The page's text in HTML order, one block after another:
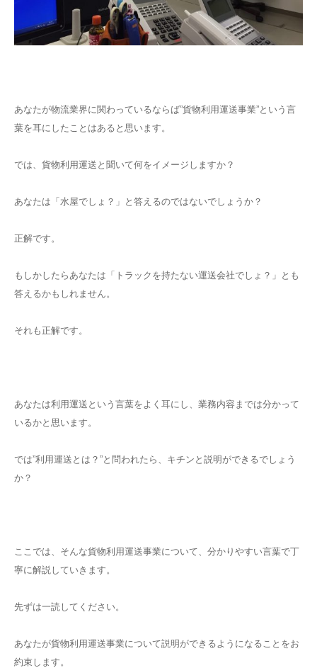
あなたが物流業界に関わっているならば”貨物利用運送事業”という言
葉を耳にしたことはあると思います。
では、貨物利用運送と聞いて何をイメージしますか？
あなたは「水屋でしょ？」と答えるのではないでしょうか？
正解です。
もしかしたらあなたは「トラックを持たない運送会社でしょ？」とも
答えるかもしれません。
それも正解です。
あなたは利用運送という言葉をよく耳にし、業務内容までは分かって
いるかと思います。
では”利用運送とは？”と問われたら、キチンと説明ができるでしょう
か？
ここでは、そんな貨物利用運送事業について、分かりやすい言葉で丁
寧に解説していきます。
先ずは一読してください。
あなたが貨物利用運送事業について説明ができるようになることをお
約束します。